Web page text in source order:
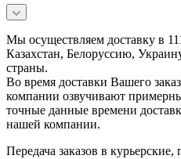
Мы осуществляем доставку в
Казахстан, Белоруссию,
страны.
Во время доставки Вашего
компании озвучивают
точные данные времени
нашей компании.
Передача заказов в